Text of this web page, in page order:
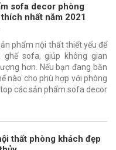
sofa decor phòng
nhất năm 2021
phẩm nội thất thiết yếu để
sofa, giúp không gian
hơn. Nếu bạn đang băn
nào cho phù hợp với phòng
các sản phẩm sofa decor
thất phòng khách đẹp